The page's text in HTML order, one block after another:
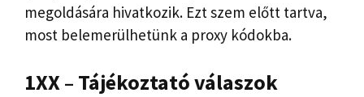
megoldására hivatkozik. Ezt szem előtt tartva,
most belemerülhetünk a proxy kódokba.
1XX – Tájékoztató válaszok